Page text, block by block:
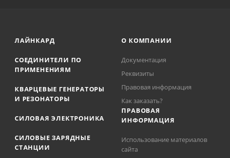
ЛАЙНКАРД
СОЕДИНИТЕЛИ ПО
ПРИМЕНЕНИЯМ
КВАРЦЕВЫЕ ГЕНЕРАТОРЫ
И РЕЗОНАТОРЫ
СИЛОВАЯ ЭЛЕКТРОНИКА
СИЛОВЫЕ ЗАРЯДНЫЕ
СТАНЦИИ
О КОМПАНИИ
Документация
Реквизиты
Правовая информация
Как заказать?
ПРАВОВАЯ
ИНФОРМАЦИЯ
Использование материалов
сайта